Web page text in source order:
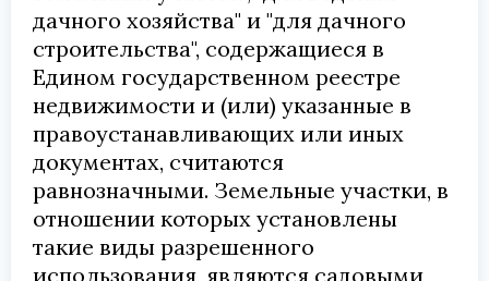
дачного хозяйства" и "для дачного
строительства", содержащиеся в
Едином государственном реестре
недвижимости и (или) указанные в
правоустанавливающих или иных
документах, считаются
равнозначными. Земельные участки, в
отношении которых установлены
такие виды разрешенного
использования, являются садовыми